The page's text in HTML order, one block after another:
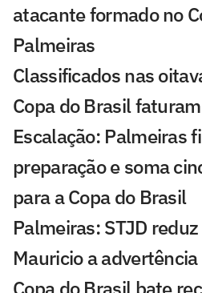
atacante formado no
Palmeiras
Classificados nas
Copa do Brasil
Escalação: Palmeiras
preparação e soma
para a Copa do Brasil
Palmeiras: STJD
Mauricio a advertência